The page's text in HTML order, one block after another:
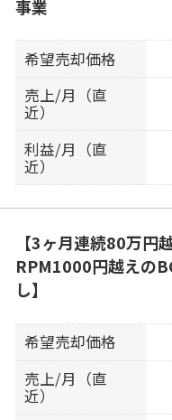
事業
希望売却価格
売上/月（直
近）
利益/月（直
近）
【3ヶ月連続80万円
RPM1000円越えの
し】
希望売却価格
売上/月（直
近）